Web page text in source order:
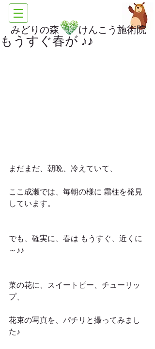
みどりの森 けんこう施術院
もうすぐ春が ♪♪
まだまだ、朝晩、冷えていて、
ここ成瀬では、毎朝の様に 霜柱を発見
しています。
でも、確実に、春は もうすぐ、近くに
～♪♪
菜の花に、スイートピー、チューリッ
プ、
花束の写真を、パチリと撮ってみまし
た♪